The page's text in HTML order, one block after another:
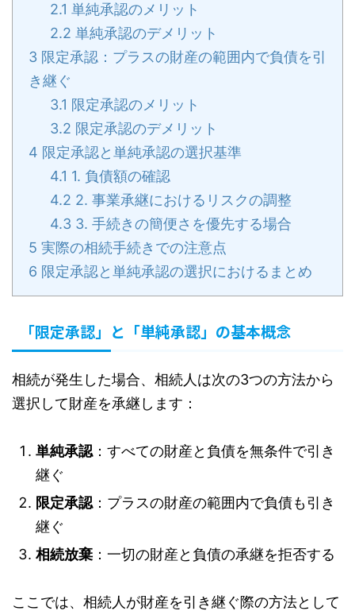
2.1 単純承認のメリット
2.2 単純承認のデメリット
3 限定承認：プラスの財産の範囲内で負債を引
き継ぐ
3.1 限定承認のメリット
3.2 限定承認のデメリット
4 限定承認と単純承認の選択基準
4.1 1. 負債額の確認
4.2 2. 事業承継におけるリスクの調整
4.3 3. 手続きの簡便さを優先する場合
5 実際の相続手続きでの注意点
6 限定承認と単純承認の選択におけるまとめ
「限定承認」と「単純承認」の基本概念
相続が発生した場合、相続人は次の3つの方法から
選択して財産を承継します：
単純承認：すべての財産と負債を無条件で引き
継ぐ
限定承認：プラスの財産の範囲内で負債も引き
継ぐ
相続放棄 ：一切の財産と負債の承継を拒否する
ここでは、相続人が財産を引き継ぐ際の方法として